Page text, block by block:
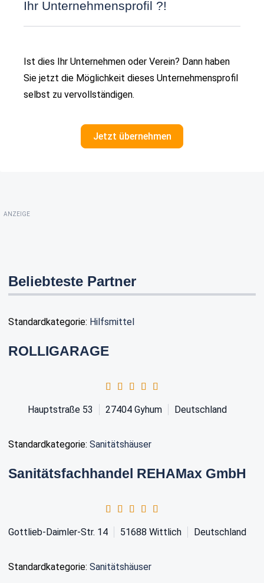
Ihr Unternehmensprofil ?!
Ist dies Ihr Unternehmen oder Verein? Dann haben
Sie jetzt die Möglichkeit dieses Unternehmensprofil
selbst zu vervollständigen.
Jetzt übernehmen
ANZEIGE
Beliebteste Partner
Standardkategorie: Hilfsmittel
ROLLIGARAGE
Hauptstraße 53 27404 Gyhum Deutschland
Standardkategorie: Sanitätshäuser
Sanitätsfachhandel REHAMax GmbH
Gottlieb-Daimler-Str. 14 51688 Wittlich Deutschland
Standardkategorie: Sanitätshäuser